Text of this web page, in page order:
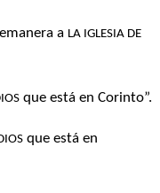
a LA IGLESIA DE
que está en Corinto”.
que está en